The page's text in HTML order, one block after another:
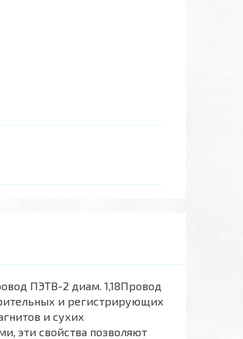
ПЭТВ-2 диам. 1,18Провод
и регистрирующих
и сухих
эти свойства позволяют